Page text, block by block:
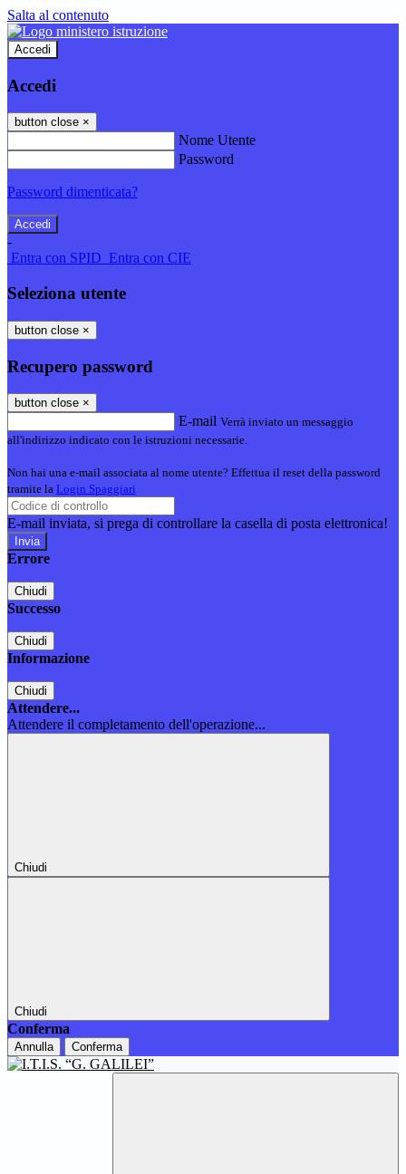
Salta al contenuto
Accedi
Accedi
button close ×
Nome Utente
Password
Password dimenticata?
-
Entra con SPID Entra con CIE
Seleziona utente
button close ×
Recupero password
button close ×
E-mail Verrà inviato un messaggio
all'indirizzo indicato con le istruzioni necessarie.
Non hai una e-mail associata al nome utente? Effettua il reset della password
tramite la Login Spaggiari
E-mail inviata, si prega di controllare la casella di posta elettronica!
Errore
Chiudi
Successo
Chiudi
Informazione
Chiudi
Attendere...
Attendere il completamento dell'operazione...
Chiudi
Chiudi
Conferma
Annulla Conferma